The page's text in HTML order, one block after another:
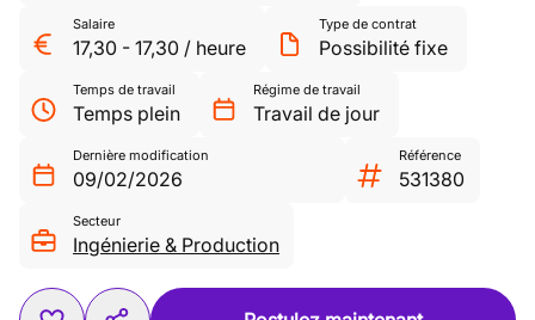
Salaire
17,30 - 17,30 / heure
Type de contrat
Possibilité fixe
Temps de travail
Temps plein
Régime de travail
Travail de jour
Dernière modification
09/02/2026
Référence
531380
Secteur
Ingénierie & Production